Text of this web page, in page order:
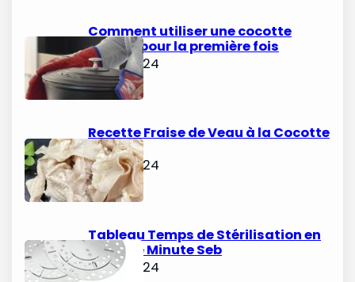
Comment utiliser une cocotte
minute pour la première fois
juin 9, 2024
Recette Fraise de Veau à la Cocotte
Minute
juin 6, 2024
Tableau Temps de Stérilisation en
Cocotte Minute Seb
juin 3, 2024